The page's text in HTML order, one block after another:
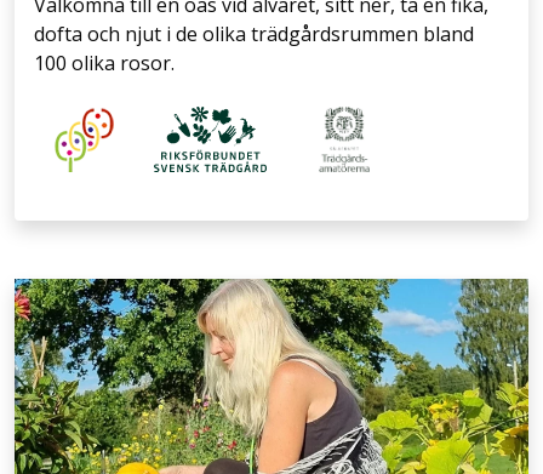
dofta och njut i de olika trädgårdsrummen bland
100 olika rosor.